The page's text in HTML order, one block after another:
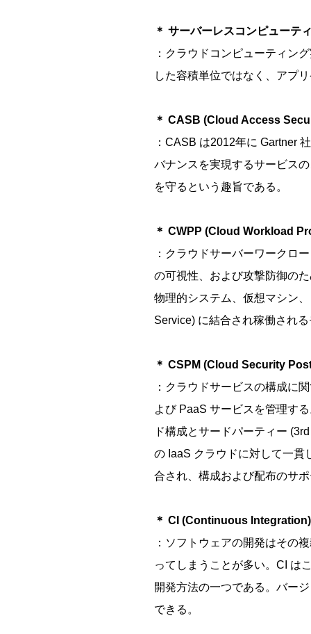
＊ サーバーレスコンピュー
：クラウドコンピューティン
した容積単位ではなく、アプ
＊ CASB (Cloud Access
：CASB は2012年に Gartner
バナンスを実現するサービス
を守るという趣旨である。
＊ CWPP (Cloud Workload
：クラウドサーバーワークロ
の可視性、および攻撃防御の
物理的システム、仮想マシン
Service) に結合され稼働され
＊ CSPM (Cloud Security
：クラウドサービスの構成に
よび PaaS サービスを管理す
ド構成とサードパーティー
の IaaS クラウドに対して一貫
合され、構成および配布のサ
＊ CI (Continuous Integration)
：ソフトウェアの開発はその
ってしまうことが多い。CI は
開発方法の一つである。バー
できる。